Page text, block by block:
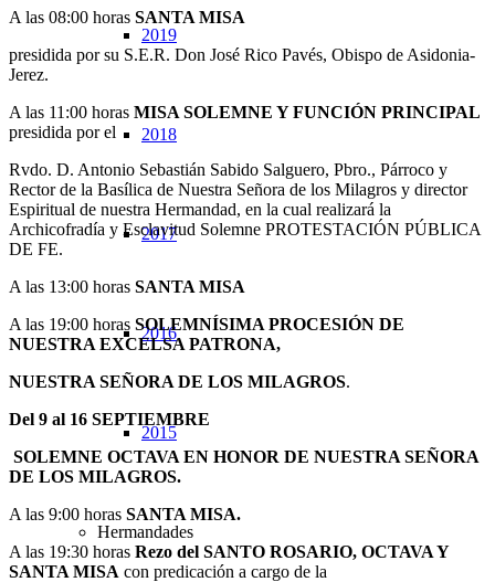
2019
2018
2017
2016
2015
Hermandades
A las 08:00 horas SANTA MISA
presidida por su S.E.R. Don José Rico Pavés, Obispo de Asidonia-
Jerez.
A las 11:00 horas MISA SOLEMNE Y FUNCIÓN PRINCIPAL
presidida por el
Rvdo. D. Antonio Sebastián Sabido Salguero, Pbro., Párroco y
Rector de la Basílica de Nuestra Señora de los Milagros y director
Espiritual de nuestra Hermandad, en la cual realizará la
Archicofradía y Esclavitud Solemne PROTESTACIÓN PÚBLICA
DE FE.
A las 13:00 horas SANTA MISA
A las 19:00 horas SOLEMNÍSIMA PROCESIÓN DE
NUESTRA EXCELSA PATRONA,
NUESTRA SEÑORA DE LOS MILAGROS.
Del 9 al 16 SEPTIEMBRE
SOLEMNE OCTAVA EN HONOR DE NUESTRA SEÑORA
DE LOS MILAGROS.
A las 9:00 horas SANTA MISA.
A las 19:30 horas Rezo del SANTO ROSARIO, OCTAVA Y
SANTA MISA con predicación a cargo de la